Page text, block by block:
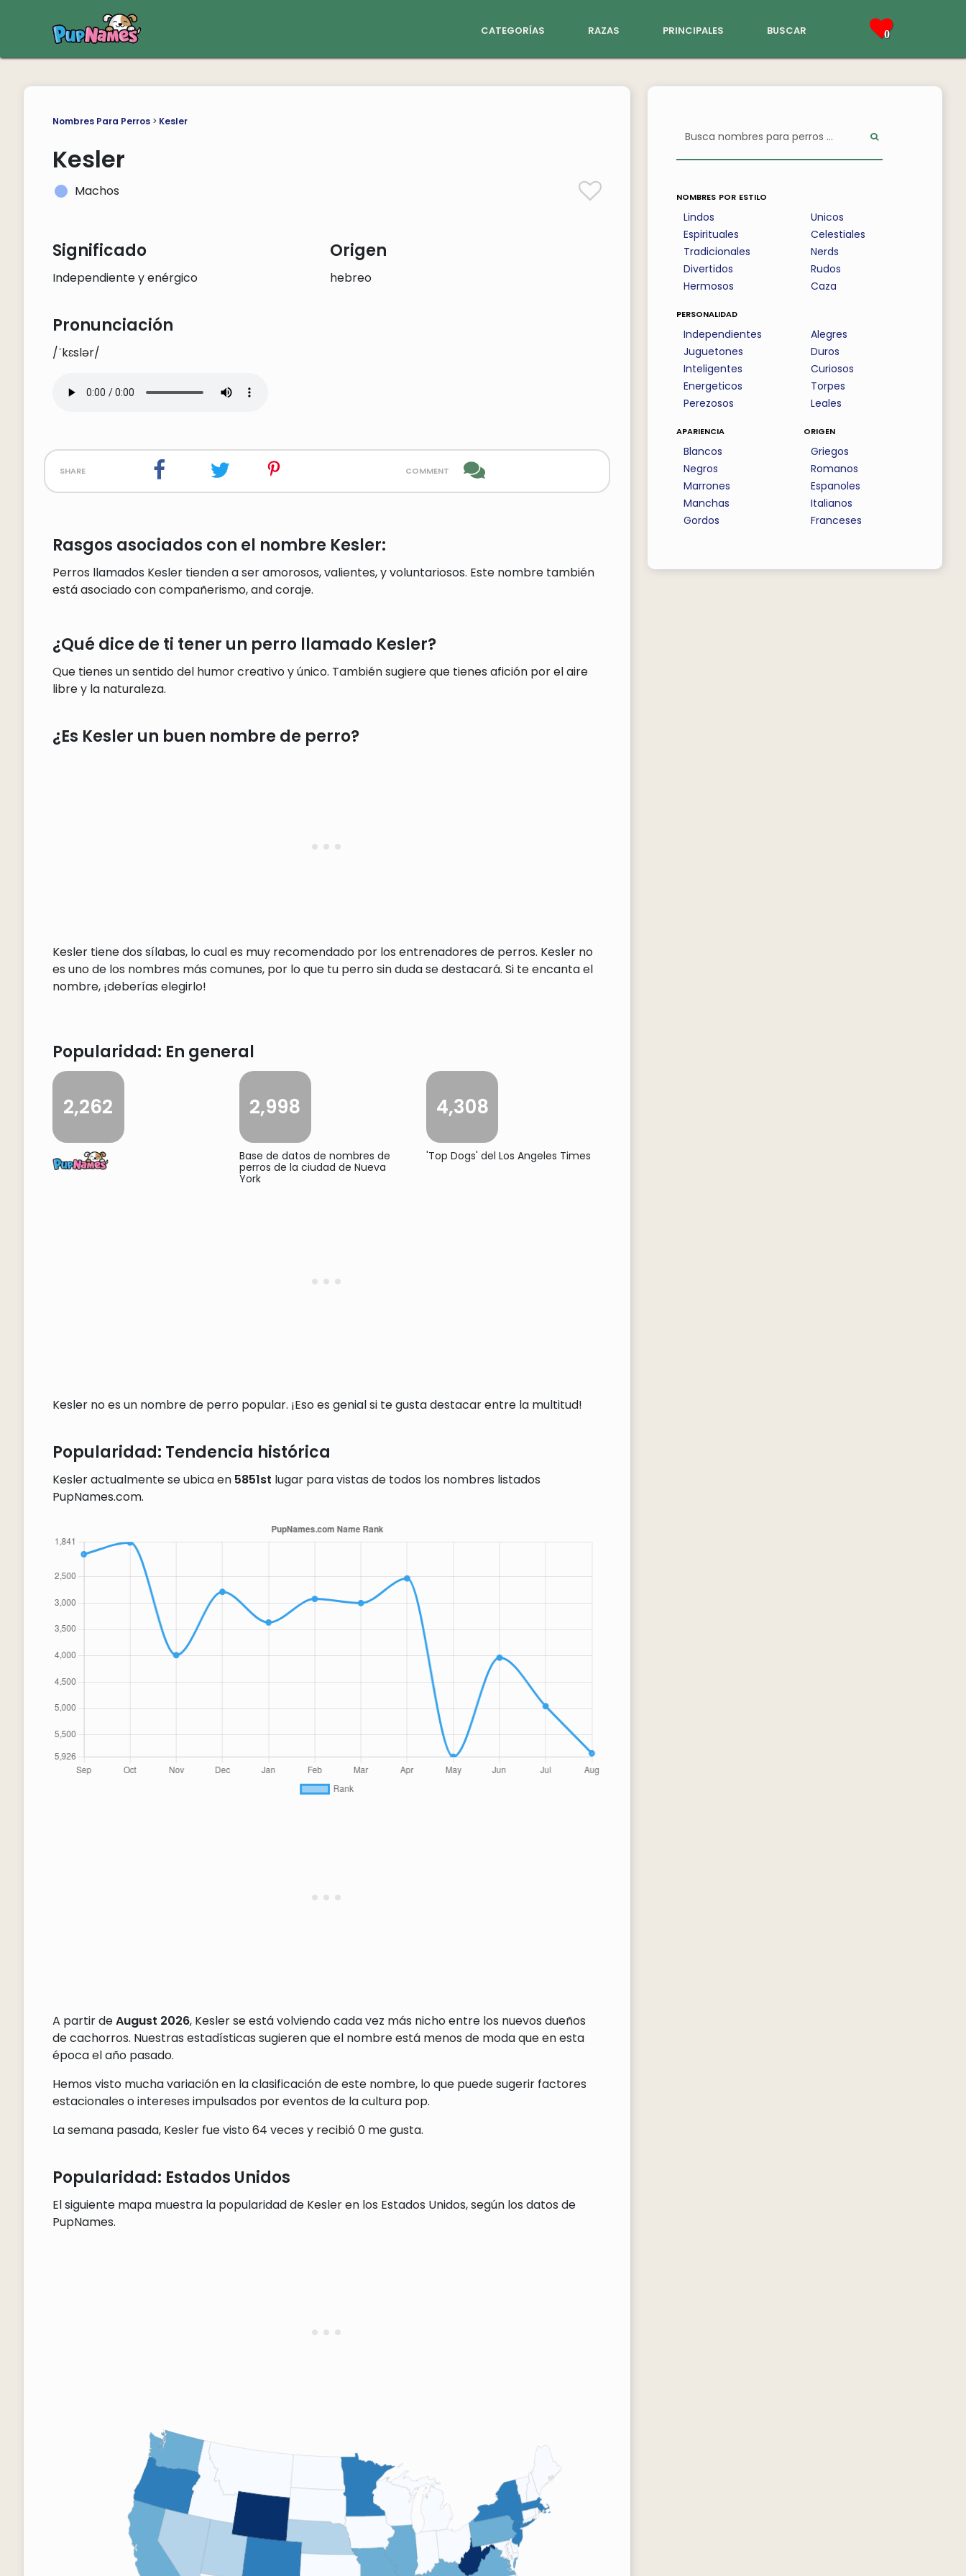
categorías razas principales buscar 0
Nombres Para Perros> Kesler
Kesler
Machos
Significado
Independiente y enérgico
Origen
hebreo
Pronunciación
/ˈkɛslər/
share comment
Rasgos asociados con el nombre Kesler:
Perros llamados Kesler tienden a ser amorosos, valientes, y voluntariosos. Este nombre también
está asociado con compañerismo, and coraje.
¿Qué dice de ti tener un perro llamado Kesler?
Que tienes un sentido del humor creativo y único. También sugiere que tienes afición por el aire
libre y la naturaleza.
¿Es Kesler un buen nombre de perro?
Kesler tiene dos sílabas, lo cual es muy recomendado por los entrenadores de perros. Kesler no
es uno de los nombres más comunes, por lo que tu perro sin duda se destacará. Si te encanta el
nombre, ¡deberías elegirlo!
Popularidad: En general
2,262 2,998
Base de datos de nombres de
perros de la ciudad de Nueva
York
4,308
'Top Dogs' del Los Angeles Times
Kesler no es un nombre de perro popular. ¡Eso es genial si te gusta destacar entre la multitud!
Popularidad: Tendencia histórica
Kesler actualmente se ubica en 5851st lugar para vistas de todos los nombres listados
PupNames.com.
A partir deAugust 2026, Kesler se está volviendo cada vez más nicho entre los nuevos dueños
de cachorros. Nuestras estadísticas sugieren que el nombre está menos de moda que en esta
época el año pasado.
Hemos visto mucha variación en la clasificación de este nombre, lo que puede sugerir factores
estacionales o intereses impulsados por eventos de la cultura pop.
La semana pasada, Kesler fue visto 64 veces y recibió 0 me gusta.
Popularidad: Estados Unidos
El siguiente mapa muestra la popularidad de Kesler en los Estados Unidos, según los datos de
PupNames.
nombres por estilo
Lindos
Espirituales
Tradicionales
Divertidos
Hermosos
Unicos
Celestiales
Nerds
Rudos
Caza
personalidad
Independientes
Juguetones
Inteligentes
Energeticos
Perezosos
Alegres
Duros
Curiosos
Torpes
Leales
apariencia
Blancos
Negros
Marrones
Manchas
Gordos
origen
Griegos
Romanos
Espanoles
Italianos
Franceses